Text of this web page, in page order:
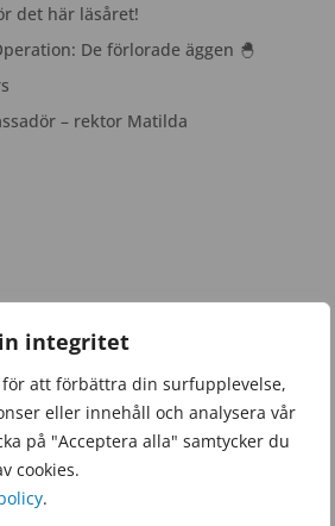
integritet
för att förbättra din surfupplevelse,
eller innehåll och analysera vår
på "Acceptera alla" samtycker du
cookies.
.
det här läsåret!
De förlorade äggen 🐣
– rektor Matilda